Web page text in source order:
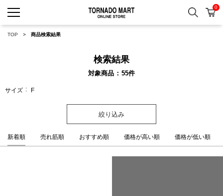
検索 カ
0
TOP 商品検索結果
検索結果
対象商品 55件
サイズ F
絞り込み
新着順 売れ筋順 おすすめ順 価格が高い順 価格が低い順